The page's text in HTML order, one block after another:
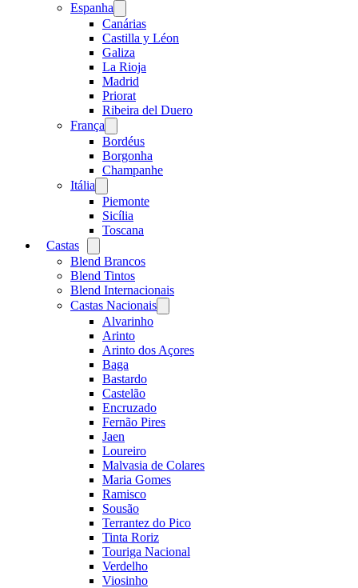
Espanha
menu
Canárias
Castilla y Léon
Galiza
La Rioja
Madrid
Priorat
Ribeira del Duero
França
menu
Bordéus
Borgonha
Champanhe
Itália
menu
Piemonte
Sicília
Toscana
Castas
menu
Blend Brancos
Blend Tintos
Blend Internacionais
Castas Nacionais
menu
Alvarinho
Arinto
Arinto dos Açores
Baga
Bastardo
Castelão
Encruzado
Fernão Pires
Jaen
Loureiro
Malvasia de Colares
Maria Gomes
Ramisco
Sousão
Terrantez do Pico
Tinta Roriz
Touriga Nacional
Verdelho
Viosinho